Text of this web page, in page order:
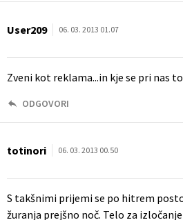
User209 06. 03. 2013 01.07
Zveni kot reklama...in kje se pri nas to
ODGOVORI
totinori 06. 03. 2013 00.50
S takšnimi prijemi se po hitrem
žuranja prejšno noč. Telo za